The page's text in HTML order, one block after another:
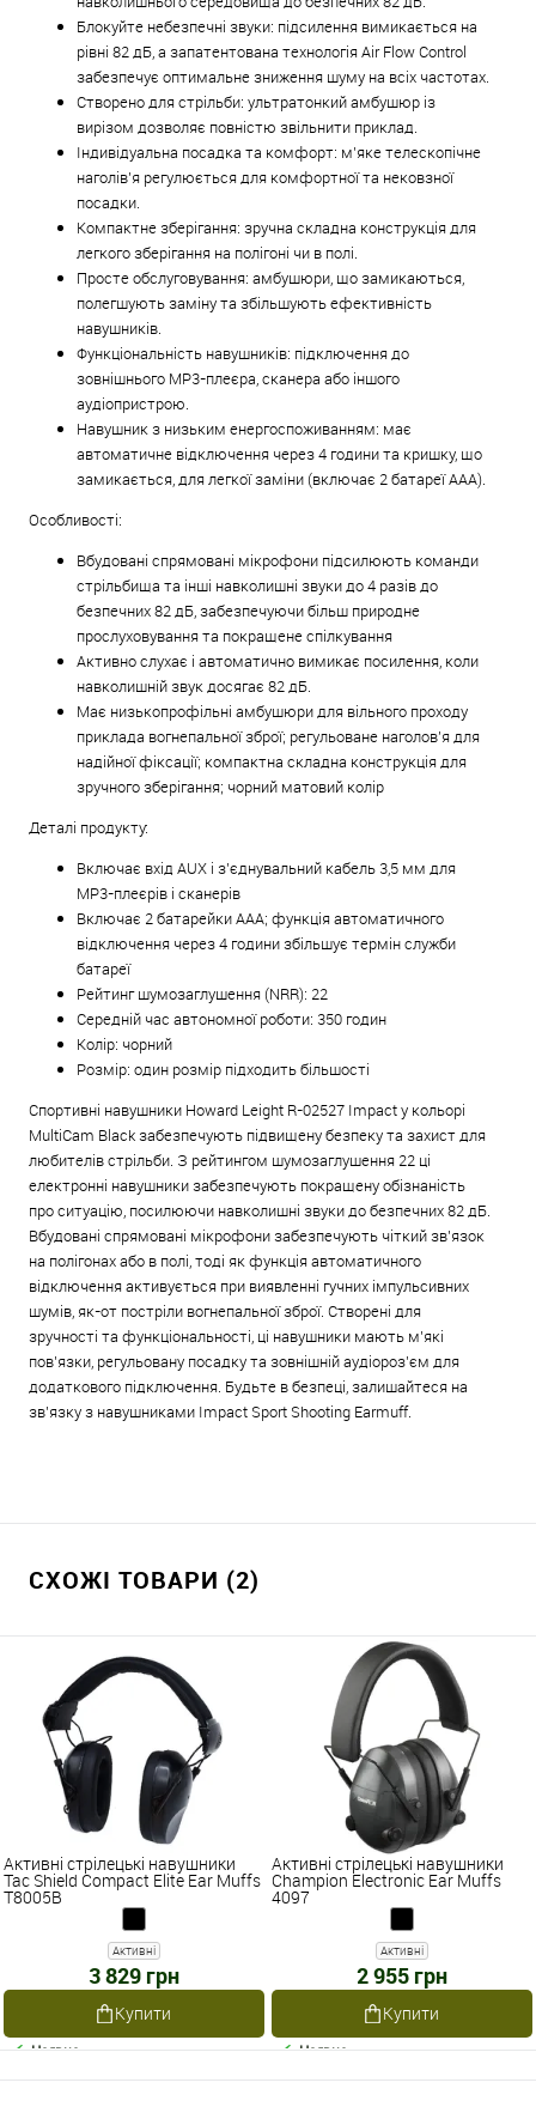
Блокуйте небезпечні звуки: підсилення вимикається на
рівні 82 дБ, а запатентована технологія Air Flow Control
забезпечує оптимальне зниження шуму на всіх частотах.
Створено для стрільби: ультратонкий амбушюр із
вирізом дозволяє повністю звільнити приклад.
Індивідуальна посадка та комфорт: м’яке телескопічне
наголів’я регулюється для комфортної та нековзної
посадки.
Компактне зберігання: зручна складна конструкція для
легкого зберігання на полігоні чи в полі.
Просте обслуговування: амбушюри, що замикаються,
полегшують заміну та збільшують ефективність
навушників.
Функціональність навушників: підключення до
зовнішнього MP3-плеєра, сканера або іншого
аудіопристрою.
Навушник з низьким енергоспоживанням: має
автоматичне відключення через 4 години та кришку, що
замикається, для легкої заміни (включає 2 батареї AAA).
Особливості:
Вбудовані спрямовані мікрофони підсилюють команди
стрільбища та інші навколишні звуки до 4 разів до
безпечних 82 дБ, забезпечуючи більш природне
прослуховування та покращене спілкування
Активно слухає і автоматично вимикає посилення, коли
навколишній звук досягає 82 дБ.
Має низькопрофільні амбушюри для вільного проходу
приклада вогнепальної зброї; регульоване наголов'я для
надійної фіксації; компактна складна конструкція для
зручного зберігання; чорний матовий колір
Деталі продукту:
Включає вхід AUX і з’єднувальний кабель 3,5 мм для
MP3-плеєрів і сканерів
Включає 2 батарейки ААА; функція автоматичного
відключення через 4 години збільшує термін служби
батареї
Рейтинг шумозаглушення (NRR): 22
Середній час автономної роботи: 350 годин
Колір: чорний
Розмір: один розмір підходить більшості
Спортивні навушники Howard Leight R-02527 Impact у кольорі
MultiCam Black забезпечують підвищену безпеку та захист для
любителів стрільби. З рейтингом шумозаглушення 22 ці
електронні навушники забезпечують покращену обізнаність
про ситуацію, посилюючи навколишні звуки до безпечних 82 дБ.
Вбудовані спрямовані мікрофони забезпечують чіткий зв’язок
на полігонах або в полі, тоді як функція автоматичного
відключення активується при виявленні гучних імпульсивних
шумів, як-от постріли вогнепальної зброї. Створені для
зручності та функціональності, ці навушники мають м’які
пов’язки, регульовану посадку та зовнішній аудіороз’єм для
додаткового підключення. Будьте в безпеці, залишайтеся на
зв’язку з навушниками Impact Sport Shooting Earmuff.
СХОЖІ ТОВАРИ (2)
Активні стрілецькі навушники
Tac Shield Compact Elite Ear Muffs
T8005B
Активні
3 829 грн
Купити
Наявне
Активні стрілецькі навушники
Champion Electronic Ear Muffs
4097
Активні
2 955 грн
Купити
Наявне